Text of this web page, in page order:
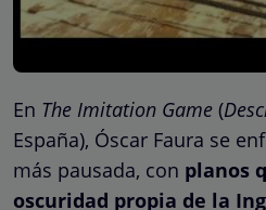
En The Imitation Game (
España), Óscar Faura se
más pausada, con planos
oscuridad propia de la